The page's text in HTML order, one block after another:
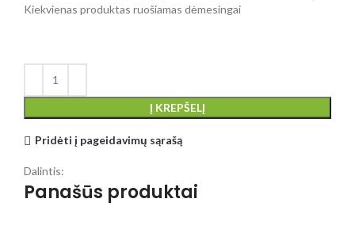
Kiekvienas produktas ruošiamas dėmesingai
Į KREPŠELĮ
Pridėti į pageidavimų sąrašą
Dalintis:
Panašūs produktai